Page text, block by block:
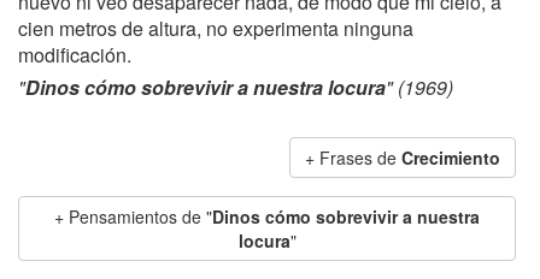
cien metros de altura, no experimenta ninguna
modificación.
"Dinos cómo sobrevivir a nuestra locura" (1969)
+ Frases de Crecimiento
+ Pensamientos de "Dinos cómo sobrevivir a nuestra
locura"